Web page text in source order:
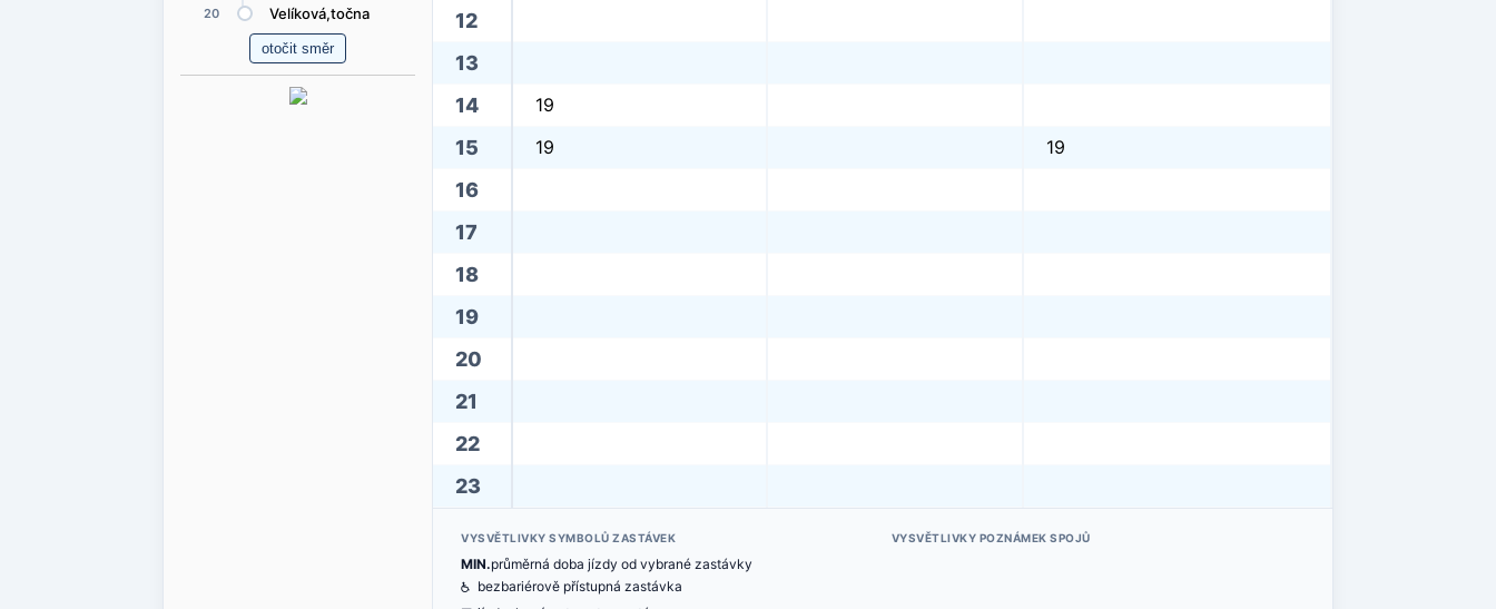
20 Velíková,točna
12
13
14
19
15 19 19
16
17
18
19
20
21
22
23
VYSVĚTLIVKY SYMBOLŮ ZASTÁVEK
MIN.průměrná doba jízdy od vybrané zastávky
@ bezbariérově přístupná zastávka
VYSVĚTLIVKY POZNÁMEK SPOJŮ